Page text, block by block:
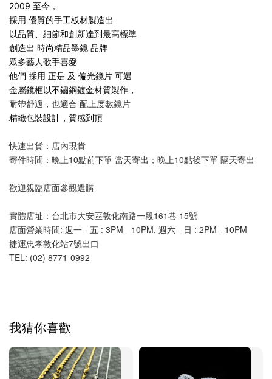
2009 至今，
採用 優質的手工板材製造出
以品質、細節和創新達到最高標準
創造出 時尚精品墨鏡 品牌
眾多藝人歌手喜愛
他們 採用 正是 及 偏光鏡片 可選
金屬鏡框以不鏽鋼鍍金材質製作，
耐帶舒適，也適合 配上度數鏡片
精緻包裝設計，質感到頂
快速出貨：店內現貨
寄件時間：晚上10點前下單 當天寄出；晚上10點後下單 隔天寄出
歡迎親臨店面參觀選購
實體店址：台北市大安區敦化南路一段161巷 15號
店面營業時間: 週一 - 五 : 3PM - 10PM, 週六 - 日 : 2PM - 10PM
捷運忠孝敦化站7號出口
TEL: (02) 8771-0992
我猜你喜歡